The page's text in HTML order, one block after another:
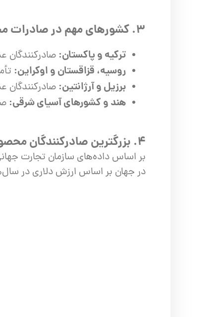
۳. کشورهای مهم در صادرات محصولات کشاورزی به ایران
ترکیه و پاکستان: صادرکنندگان
روسیه، قزاقستان و اوکراین:
برزیل و آرژانتین: صادرکنندگان
هند و کشورهای آسیای شرقی:
۴. بزرگترین صادرکنندگان محصولات کشاورزی در جهان
در جهان بر اساس ارزش دلاری در